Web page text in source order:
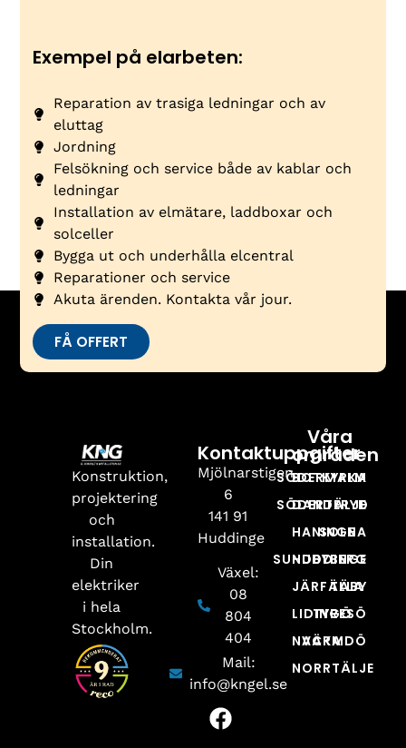
Exempel på elarbeten:
Reparation av trasiga ledningar och av
eluttag
Jordning
Felsökning och service både av kablar och
ledningar
Installation av elmätare, laddboxar och
solceller
Bygga ut och underhålla elcentral
Reparationer och service
Akuta ärenden. Kontakta vår jour.
FÅ OFFERT
Konstruktion,
projektering
och
installation.
Din
elektriker
i hela
Stockholm.
Kontaktuppgifter
Mjölnarstigen
6
141 91
Huddinge
Växel:
08
804
404
Mail:
info@kngel.se
Våra
områden
BOTKYRKA
DANDERYD
HANINGE
HUDDINGE
JÄRFÄLLA
LIDINGÖ
NACKA
NORRTÄLJE
SÖDERMALM
SÖDERTÄLJE
SOLNA
SUNDBYBERG
TÄBY
TYRESÖ
VÄRMDÖ